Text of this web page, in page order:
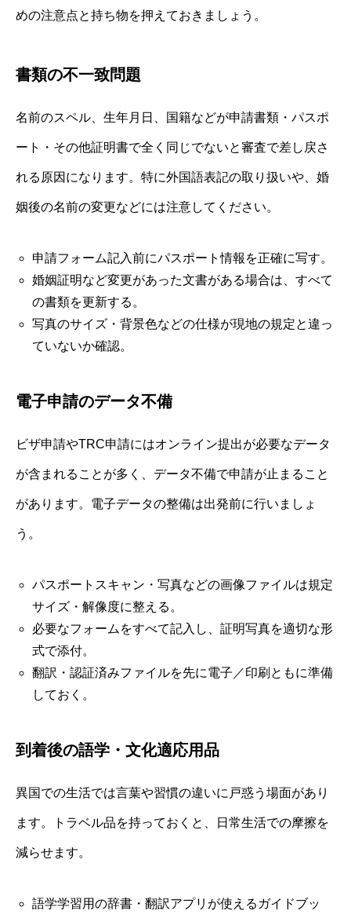
めの注意点と持ち物を押えておきましょう。
書類の不一致問題
名前のスペル、生年月日、国籍などが申請書類・パスポ
ート・その他証明書で全く同じでないと審査で差し戻さ
れる原因になります。特に外国語表記の取り扱いや、婚
姻後の名前の変更などには注意してください。
申請フォーム記入前にパスポート情報を正確に写す。
婚姻証明など変更があった文書がある場合は、すべて
の書類を更新する。
写真のサイズ・背景色などの仕様が現地の規定と違っ
ていないか確認。
電子申請のデータ不備
ビザ申請やTRC申請にはオンライン提出が必要なデータ
が含まれることが多く、データ不備で申請が止まること
があります。電子データの整備は出発前に行いましょ
う。
パスポートスキャン・写真などの画像ファイルは規定
サイズ・解像度に整える。
必要なフォームをすべて記入し、証明写真を適切な形
式で添付。
翻訳・認証済みファイルを先に電子／印刷ともに準備
しておく。
到着後の語学・文化適応用品
異国での生活では言葉や習慣の違いに戸惑う場面があり
ます。トラベル品を持っておくと、日常生活での摩擦を
減らせます。
語学学習用の辞書・翻訳アプリが使えるガイドブッ